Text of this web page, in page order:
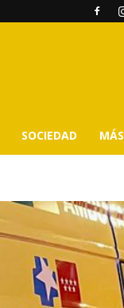
SOCIEDAD MÁS